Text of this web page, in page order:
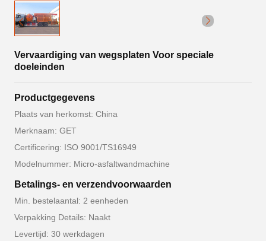
Vervaardiging van wegsplaten Voor speciale
doeleinden
Productgegevens
Plaats van herkomst: China
Merknaam: GET
Certificering: ISO 9001/TS16949
Modelnummer: Micro-asfaltwandmachine
Betalings- en verzendvoorwaarden
Min. bestelaantal: 2 eenheden
Verpakking Details: Naakt
Levertijd: 30 werkdagen